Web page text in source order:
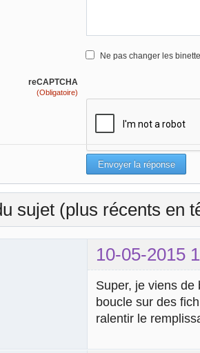
Ne pas changer les
reCAPTCHA
(Obligatoire)
sujet (plus récents en
10-05-2015
Super, je viens
boucle sur des
ralentir le